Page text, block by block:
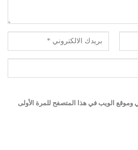
وموقع الويب في هذا المتصفح للمرة الأولى